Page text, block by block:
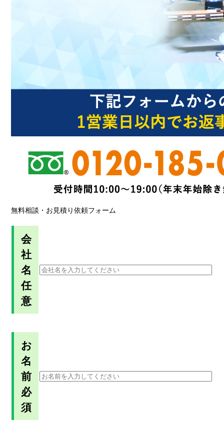
無料相談・お見積り依頼フォーム
会
社
名
任
意
お
名
前
必
須